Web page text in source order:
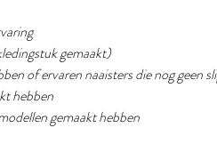
gemaakt)
of ervaren naaisters die nog geen
hebben
gemaakt hebben